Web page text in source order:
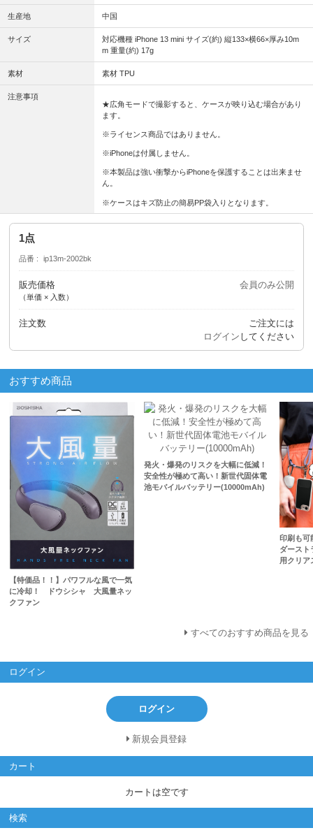
生産地 中国
サイズ
対応機種 iPhone 13 mini サイズ(約) 縦133×横66×厚み10m
m 重量(約) 17g
素材 素材 TPU
注意事項
★広角モードで撮影すると、ケースが映り込む場合があり
ます。
※ライセンス商品ではありません。
※iPhoneは付属しません。
※本製品は強い衝撃からiPhoneを保護することは出来ませ
ん。
※ケースはキズ防止の簡易PP袋入りとなります。
1点
品番 ip13m-2002bk
販売価格
（単価 × 入数）
会員のみ公開
注文数
ご注文には
ログイン してください
おすすめ商品
【特価品！！】パワフルな風で一気
に冷却！ ドウシシャ 大風量ネッ
クファン
発火・爆発のリスクを大幅に低減！
安全性が極めて高い！新世代固体電
池モバイルバッテリー(10000mAh)
印刷も可
ダースト
用クリア
すべてのおすすめ商品を見る
ログイン
ログイン
新規会員登録
カート
カートは空です
検索